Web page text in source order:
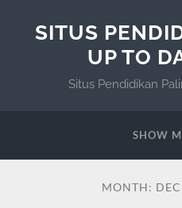
SITUS
UP TO
Situs Pendidikan
SHOW
MONTH: